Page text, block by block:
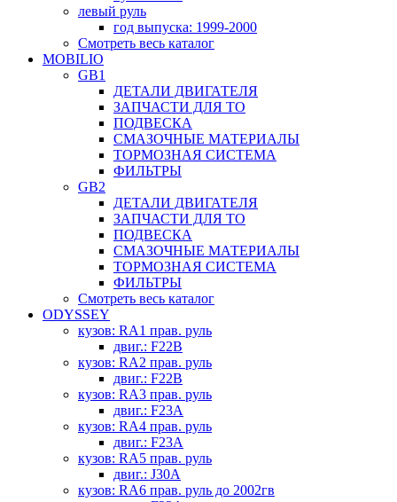
левый руль
год выпуска: 1999-2000
Смотреть весь каталог
MOBILIO
GB1
ДЕТАЛИ ДВИГАТЕЛЯ
ЗАПЧАСТИ ДЛЯ ТО
ПОДВЕСКА
СМАЗОЧНЫЕ МАТЕРИАЛЫ
ТОРМОЗНАЯ СИСТЕМА
ФИЛЬТРЫ
GB2
ДЕТАЛИ ДВИГАТЕЛЯ
ЗАПЧАСТИ ДЛЯ ТО
ПОДВЕСКА
СМАЗОЧНЫЕ МАТЕРИАЛЫ
ТОРМОЗНАЯ СИСТЕМА
ФИЛЬТРЫ
Смотреть весь каталог
ODYSSEY
кузов: RA1 прав. руль
двиг.: F22B
кузов: RA2 прав. руль
двиг.: F22B
кузов: RA3 прав. руль
двиг.: F23A
кузов: RA4 прав. руль
двиг.: F23A
кузов: RA5 прав. руль
двиг.: J30A
кузов: RA6 прав. руль до 2002гв